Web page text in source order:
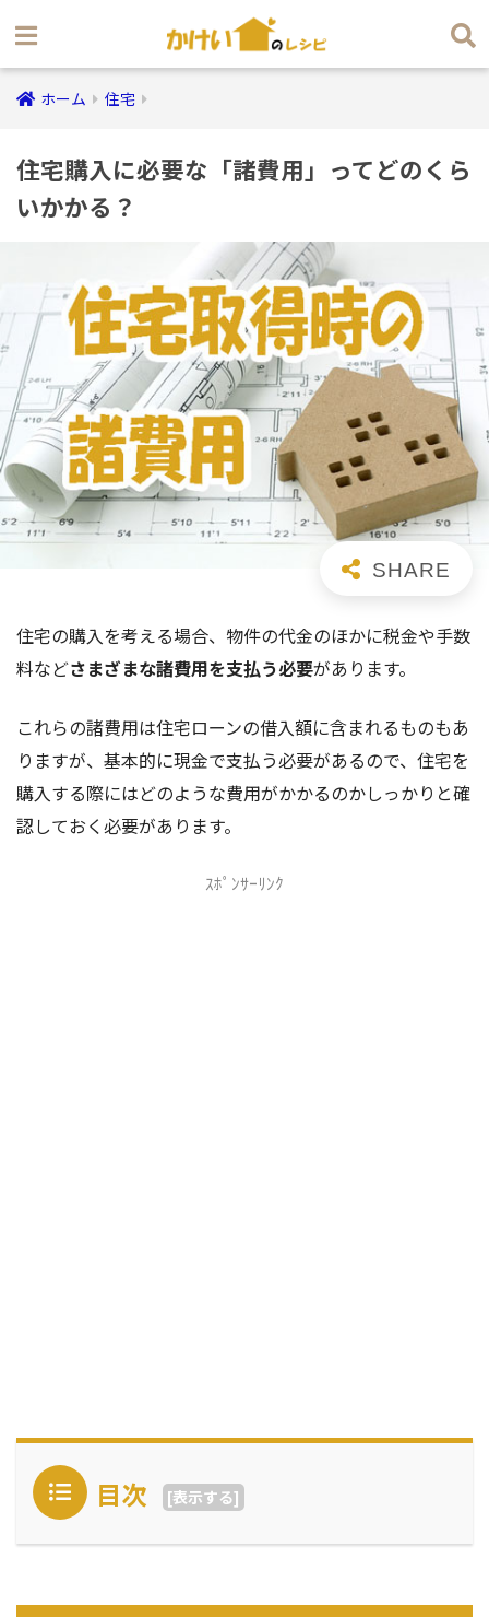
ホーム 住宅
住宅購入に必要な「諸費用」ってどのくら
いかかる？
住宅の購入を考える場合、物件の代金のほかに税金や手数
料などさまざまな諸費用を支払う必要があります。
これらの諸費用は住宅ローンの借入額に含まれるものもあ
りますが、基本的に現金で支払う必要があるので、住宅を
購入する際にはどのような費用がかかるのかしっかりと確
認しておく必要があります。
ｽﾎﾟﾝｻｰﾘﾝｸ
目次 [表示する]